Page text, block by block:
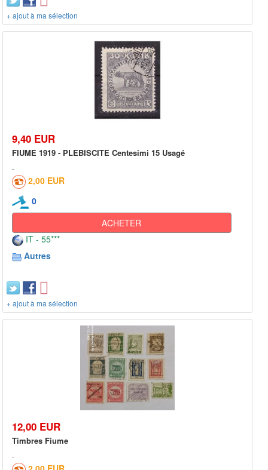
+ ajout à ma sélection
9,40 EUR
FIUME 1919 - PLEBISCITE Centesimi 15 Usagé
2,00 EUR
0
ACHETER
IT - 55***
Autres
+ ajout à ma sélection
12,00 EUR
Timbres Fiume